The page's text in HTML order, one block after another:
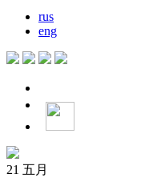
rus
eng
21 五月